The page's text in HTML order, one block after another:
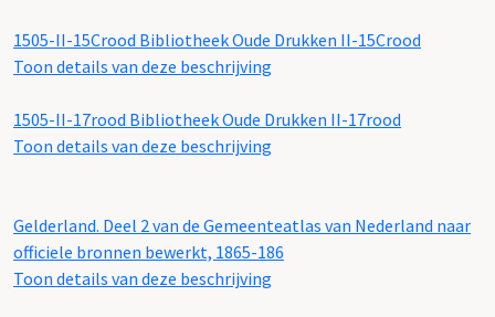
1505-II-15Crood Bibliotheek Oude Drukken II-15Crood
Toon details van deze beschrijving
1505-II-17rood Bibliotheek Oude Drukken II-17rood
Toon details van deze beschrijving
Gelderland. Deel 2 van de Gemeenteatlas van Nederland naar
officiele bronnen bewerkt, 1865-186
Toon details van deze beschrijving